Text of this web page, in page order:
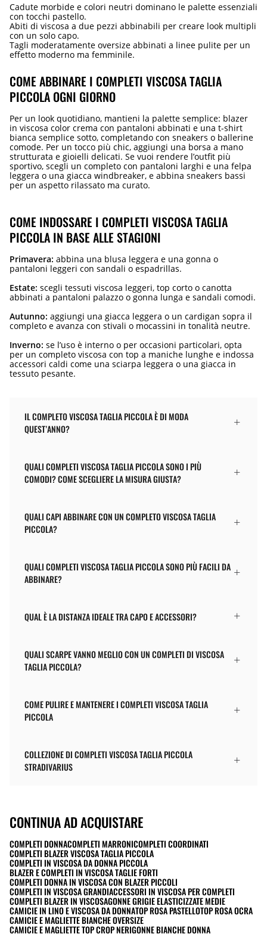
Cadute morbide e colori neutri dominano le palette essenziali
con tocchi pastello.
Abiti di viscosa a due pezzi abbinabili per creare look multipli
con un solo capo.
Tagli moderatamente oversize abbinati a linee pulite per un
effetto moderno ma femminile.
COME ABBINARE I COMPLETI VISCOSA TAGLIA
PICCOLA OGNI GIORNO
Per un look quotidiano, mantieni la palette semplice: blazer
in viscosa color crema con pantaloni abbinati e una t-shirt
bianca semplice sotto, completando con sneakers o ballerine
comode. Per un tocco più chic, aggiungi una borsa a mano
strutturata e gioielli delicati. Se vuoi rendere l’outfit più
sportivo, scegli un completo con pantaloni larghi e una felpa
leggera o una giacca windbreaker, e abbina sneakers bassi
per un aspetto rilassato ma curato.
COME INDOSSARE I COMPLETI VISCOSA TAGLIA
PICCOLA IN BASE ALLE STAGIONI
Primavera: abbina una blusa leggera e una gonna o
pantaloni leggeri con sandali o espadrillas.
Estate: scegli tessuti viscosa leggeri, top corto o canotta
abbinati a pantaloni palazzo o gonna lunga e sandali comodi.
Autunno: aggiungi una giacca leggera o un cardigan sopra il
completo e avanza con stivali o mocassini in tonalità neutre.
Inverno: se l’uso è interno o per occasioni particolari, opta
per un completo viscosa con top a maniche lunghe e indossa
accessori caldi come una sciarpa leggera o una giacca in
tessuto pesante.
IL COMPLETO VISCOSA TAGLIA PICCOLA È DI MODA
QUEST’ANNO?
QUALI COMPLETI VISCOSA TAGLIA PICCOLA SONO I PIÙ
COMODI? COME SCEGLIERE LA MISURA GIUSTA?
QUALI CAPI ABBINARE CON UN COMPLETO VISCOSA TAGLIA
PICCOLA?
QUALI COMPLETI VISCOSA TAGLIA PICCOLA SONO PIÙ FACILI DA
ABBINARE?
QUAL È LA DISTANZA IDEALE TRA CAPO E ACCESSORI?
QUALI SCARPE VANNO MEGLIO CON UN COMPLETI DI VISCOSA
TAGLIA PICCOLA?
COME PULIRE E MANTENERE I COMPLETI VISCOSA TAGLIA
PICCOLA
COLLEZIONE DI COMPLETI VISCOSA TAGLIA PICCOLA
STRADIVARIUS
CONTINUA AD ACQUISTARE
COMPLETI DONNACOMPLETI MARRONICOMPLETI COORDINATI
COMPLETI BLAZER VISCOSA TAGLIA PICCOLA
COMPLETI IN VISCOSA DA DONNA PICCOLA
BLAZER E COMPLETI IN VISCOSA TAGLIE FORTI
COMPLETI DONNA IN VISCOSA CON BLAZER PICCOLI
COMPLETI IN VISCOSA GRANDIACCESSORI IN VISCOSA PER COMPLETI
COMPLETI BLAZER IN VISCOSAGONNE GRIGIE ELASTICIZZATE MEDIE
CAMICIE IN LINO E VISCOSA DA DONNATOP ROSA PASTELLOTOP ROSA OCRA
CAMICIE E MAGLIETTE BIANCHE OVERSIZE
CAMICIE E MAGLIETTE TOP CROP NERIGONNE BIANCHE DONNA